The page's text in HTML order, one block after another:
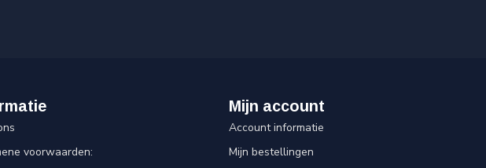
voorwaarden:
Mijn account
Account informatie
Mijn bestellingen